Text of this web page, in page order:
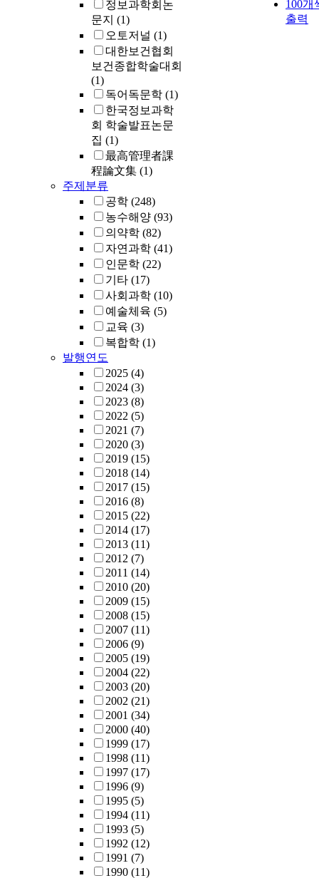
정보과학회논
문지 (1)
오토저널 (1)
대한보건협회
보건종합학술대회
(1)
독어독문학 (1)
한국정보과학
회 학술발표논문
집 (1)
最高管理者課
程論文集 (1)
주제분류
공학 (248)
농수해양 (93)
의약학 (82)
자연과학 (41)
인문학 (22)
기타 (17)
사회과학 (10)
예술체육 (5)
교육 (3)
복합학 (1)
발행연도
2025 (4)
2024 (3)
2023 (8)
2022 (5)
2021 (7)
2020 (3)
2019 (15)
2018 (14)
2017 (15)
2016 (8)
2015 (22)
2014 (17)
2013 (11)
2012 (7)
2011 (14)
2010 (20)
2009 (15)
2008 (15)
2007 (11)
2006 (9)
2005 (19)
2004 (22)
2003 (20)
2002 (21)
2001 (34)
2000 (40)
1999 (17)
1998 (11)
1997 (17)
1996 (9)
1995 (5)
1994 (11)
1993 (5)
1992 (12)
1991 (7)
1990 (11)
100개
출력